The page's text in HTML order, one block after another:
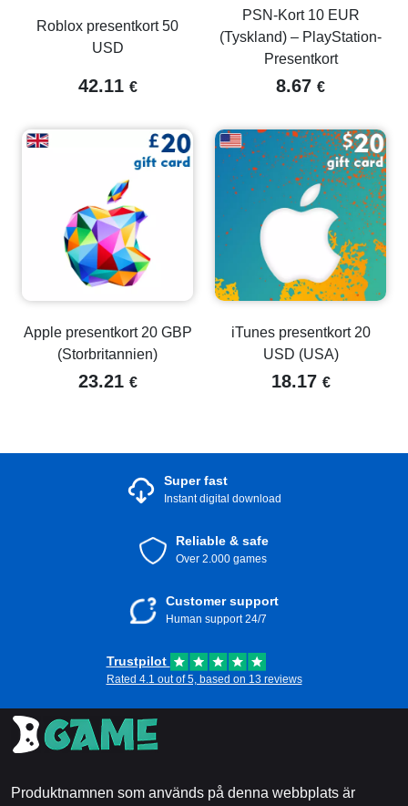
Roblox presentkort 50
USD
42.11 €
PSN-Kort 10 EUR
(Tyskland) – PlayStation-
Presentkort
8.67 €
Apple presentkort 20 GBP
(Storbritannien)
23.21 €
iTunes presentkort 20
USD (USA)
18.17 €
Super fast
Instant digital download
Reliable & safe
Over 2.000 games
Customer support
Human support 24/7
Trustpilot
Rated 4.1 out of 5, based on 13 reviews
Produktnamnen som används på denna webbplats är